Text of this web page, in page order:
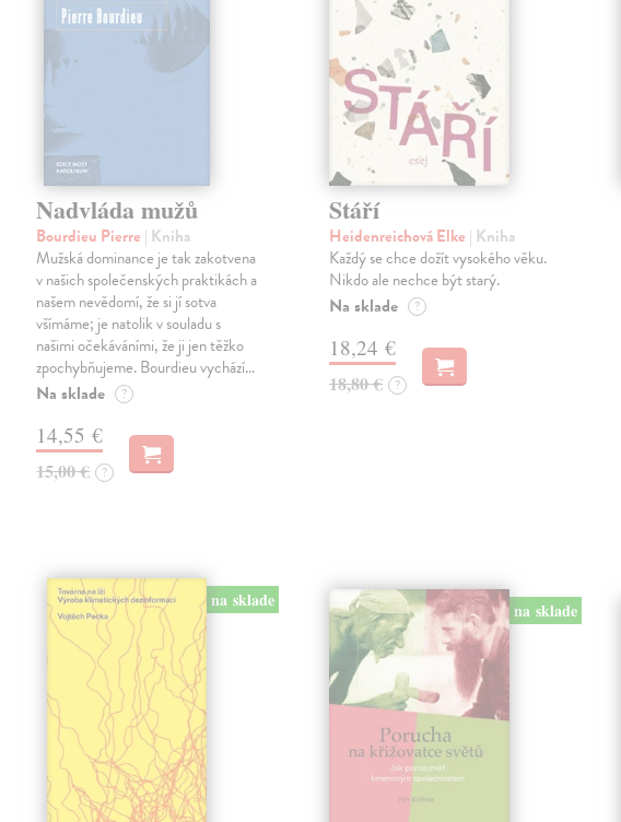
Nadvláda mužů
Bourdieu Pierre | Kniha
Mužská dominance je tak zakotvena
v našich společenských praktikách a
našem nevědomí, že si jí sotva
všímáme; je natolik v souladu s
našimi očekáváními, že ji jen těžko
zpochybňujeme. Bourdieu vychází…
Na sklade ?
14,55 €
15,00 € ?
Stáří
Heidenreichová Elke | Kniha
Každý se chce dožít vysokého věku.
Nikdo ale nechce být starý.
Na sklade ?
18,24 €
18,80 € ?
na sklade na sklade